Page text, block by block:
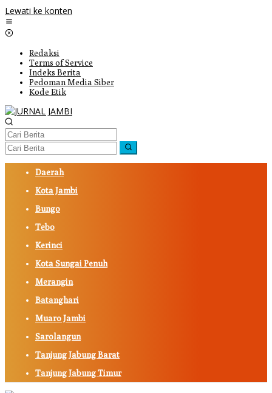
Lewati ke konten
Redaksi
Terms of Service
Indeks Berita
Pedoman Media Siber
Kode Etik
Daerah
Kota Jambi
Bungo
Tebo
Kerinci
Kota Sungai Penuh
Merangin
Batanghari
Muaro Jambi
Sarolangun
Tanjung Jabung Barat
Tanjung Jabung Timur